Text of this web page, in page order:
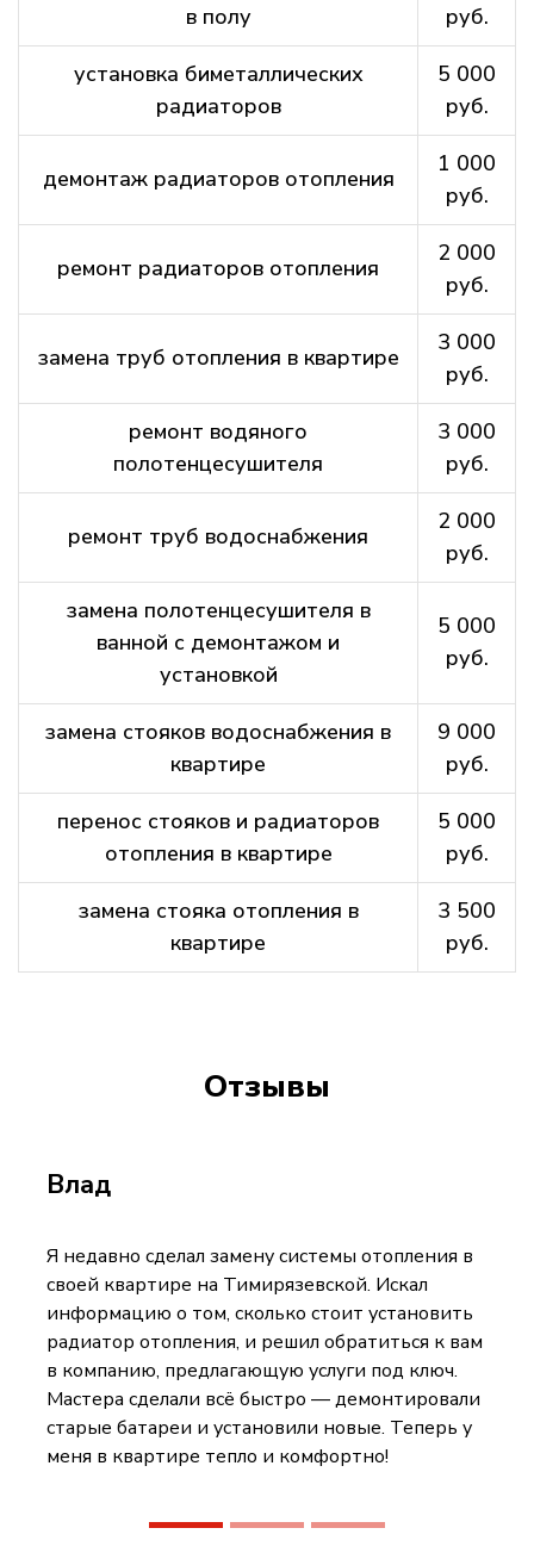
в полу
руб.
установка биметаллических
радиаторов
5 000
руб.
демонтаж радиаторов отопления
1 000
руб.
ремонт радиаторов отопления
2 000
руб.
замена труб отопления в квартире
3 000
руб.
ремонт водяного
полотенцесушителя
3 000
руб.
ремонт труб водоснабжения
2 000
руб.
замена полотенцесушителя в
ванной с демонтажом и
установкой
5 000
руб.
замена стояков водоснабжения в
квартире
9 000
руб.
перенос стояков и радиаторов
отопления в квартире
5 000
руб.
замена стояка отопления в
квартире
3 500
руб.
Отзывы
Влад
Я недавно сделал замену системы отопления в
своей квартире на Тимирязевской. Искал
информацию о том, сколько стоит установить
радиатор отопления, и решил обратиться к вам
в компанию, предлагающую услуги под ключ.
Мастера сделали всё быстро — демонтировали
старые батареи и установили новые. Теперь у
меня в квартире тепло и комфортно!